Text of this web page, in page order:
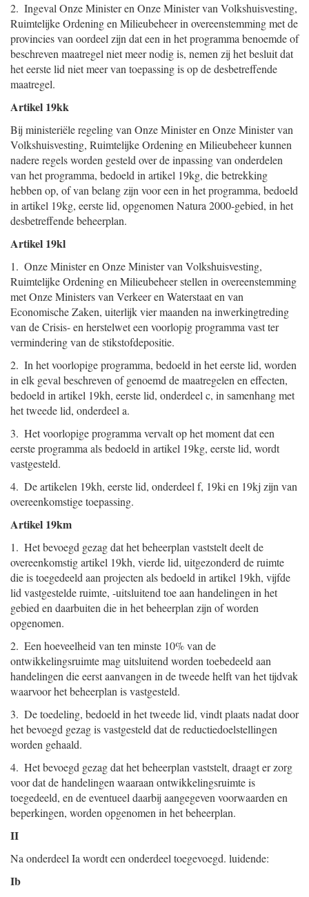
2. Ingeval Onze Minister en Onze Minister van Volkshuisvesting,
Ruimtelijke Ordening en Milieubeheer in overeenstemming met de
provincies van oordeel zijn dat een in het programma benoemde of
beschreven maatregel niet meer nodig is, nemen zij het besluit dat
het eerste lid niet meer van toepassing is op de desbetreffende
maatregel.
Artikel 19kk
Bij ministeriële regeling van Onze Minister en Onze Minister van
Volkshuisvesting, Ruimtelijke Ordening en Milieubeheer kunnen
nadere regels worden gesteld over de inpassing van onderdelen
van het programma, bedoeld in artikel 19kg, die betrekking
hebben op, of van belang zijn voor een in het programma, bedoeld
in artikel 19kg, eerste lid, opgenomen Natura 2000-gebied, in het
desbetreffende beheerplan.
Artikel 19kl
1. Onze Minister en Onze Minister van Volkshuisvesting,
Ruimtelijke Ordening en Milieubeheer stellen in overeenstemming
met Onze Ministers van Verkeer en Waterstaat en van
Economische Zaken, uiterlijk vier maanden na inwerkingtreding
van de Crisis- en herstelwet een voorlopig programma vast ter
vermindering van de stikstofdepositie.
2. In het voorlopige programma, bedoeld in het eerste lid, worden
in elk geval beschreven of genoemd de maatregelen en effecten,
bedoeld in artikel 19kh, eerste lid, onderdeel c, in samenhang met
het tweede lid, onderdeel a.
3. Het voorlopige programma vervalt op het moment dat een
eerste programma als bedoeld in artikel 19kg, eerste lid, wordt
vastgesteld.
4. De artikelen 19kh, eerste lid, onderdeel f, 19ki en 19kj zijn van
overeenkomstige toepassing.
Artikel 19km
1. Het bevoegd gezag dat het beheerplan vaststelt deelt de
overeenkomstig artikel 19kh, vierde lid, uitgezonderd de ruimte
die is toegedeeld aan projecten als bedoeld in artikel 19kh, vijfde
lid vastgestelde ruimte, -uitsluitend toe aan handelingen in het
gebied en daarbuiten die in het beheerplan zijn of worden
opgenomen.
2. Een hoeveelheid van ten minste 10% van de
ontwikkelingsruimte mag uitsluitend worden toebedeeld aan
handelingen die eerst aanvangen in de tweede helft van het tijdvak
waarvoor het beheerplan is vastgesteld.
3. De toedeling, bedoeld in het tweede lid, vindt plaats nadat door
het bevoegd gezag is vastgesteld dat de reductiedoelstellingen
worden gehaald.
4. Het bevoegd gezag dat het beheerplan vaststelt, draagt er zorg
voor dat de handelingen waaraan ontwikkelingsruimte is
toegedeeld, en de eventueel daarbij aangegeven voorwaarden en
beperkingen, worden opgenomen in het beheerplan.
II
Na onderdeel Ia wordt een onderdeel toegevoegd. luidende:
Ib